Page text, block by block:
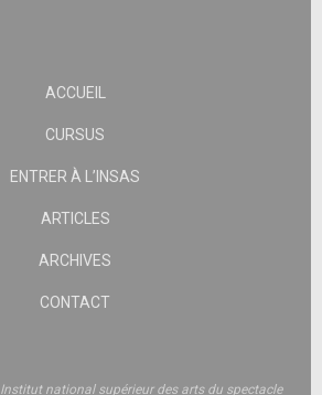
ACCUEIL
CURSUS
ENTRER À L’INSAS
ARTICLES
ARCHIVES
CONTACT
Institut national supérieur des arts du spectacle